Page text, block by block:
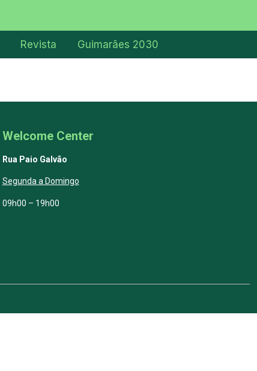
Revista Guimarães 2030
Welcome Center
Rua Paio Galvão
Segunda a Domingo
09h00 – 19h00